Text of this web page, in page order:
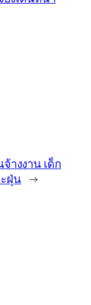
างงาน เด็ก
ฝุ่น →